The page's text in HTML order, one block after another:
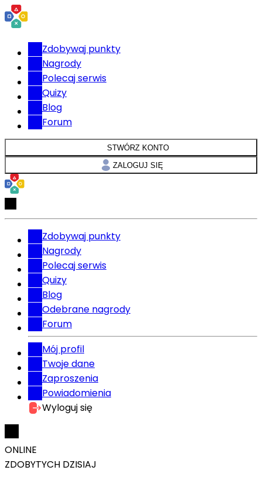
Zdobywaj punkty
Nagrody
Polecaj serwis
Quizy
Blog
Forum
STWÓRZ KONTO
ZALOGUJ SIĘ
Zdobywaj punkty
Nagrody
Polecaj serwis
Quizy
Blog
Odebrane nagrody
Forum
Mój profil
Twoje dane
Zaproszenia
Powiadomienia
Wyloguj się
ONLINE
ZDOBYTYCH DZISIAJ